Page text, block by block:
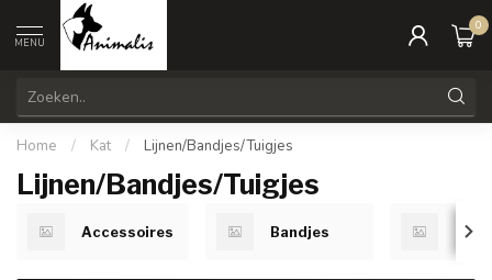
MENU
0
Home / Kat / Lijnen/Bandjes/Tuigjes
Lijnen/Bandjes/Tuigjes
Accessoires Bandjes